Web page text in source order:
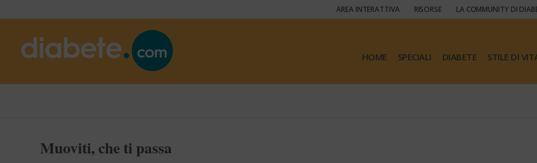
AREA INTERATTIVA RISORSE LA COMMUNITY DI
HOME SPECIALI DIABETE STILE DI
Muoviti, che ti passa